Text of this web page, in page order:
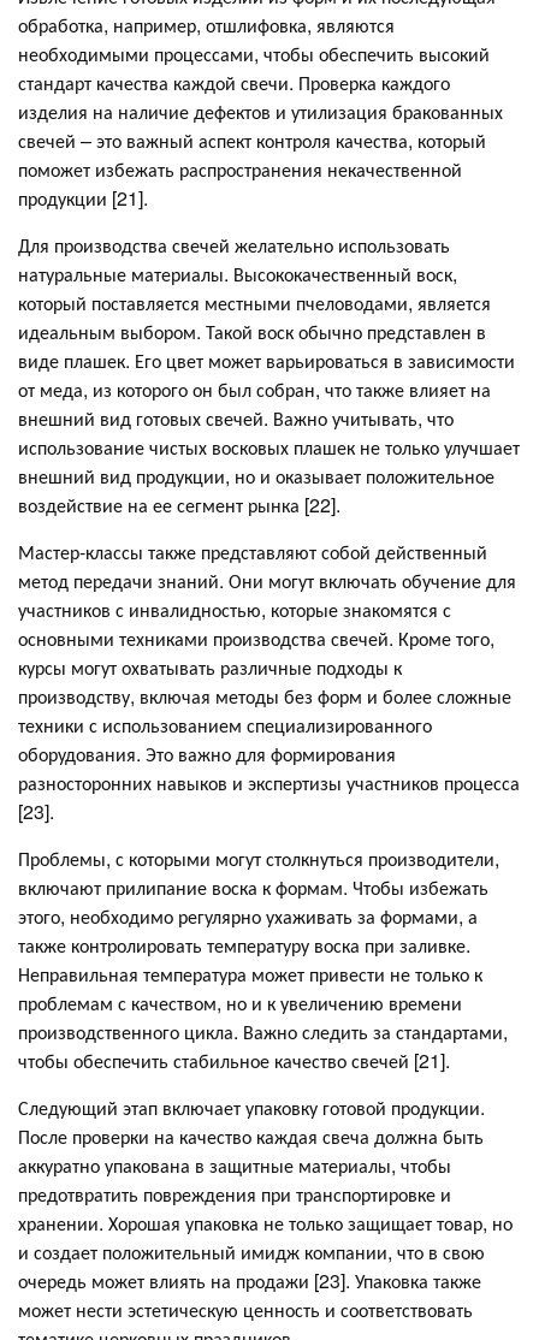
обработка, например, отшлифовка, являются
необходимыми процессами, чтобы обеспечить высокий
стандарт качества каждой свечи. Проверка каждого
изделия на наличие дефектов и утилизация бракованных
свечей – это важный аспект контроля качества, который
поможет избежать распространения некачественной
продукции [21].
Для производства свечей желательно использовать
натуральные материалы. Высококачественный воск,
который поставляется местными пчеловодами, является
идеальным выбором. Такой воск обычно представлен в
виде плашек. Его цвет может варьироваться в зависимости
от меда, из которого он был собран, что также влияет на
внешний вид готовых свечей. Важно учитывать, что
использование чистых восковых плашек не только улучшает
внешний вид продукции, но и оказывает положительное
воздействие на ее сегмент рынка [22].
Мастер-классы также представляют собой действенный
метод передачи знаний. Они могут включать обучение для
участников с инвалидностью, которые знакомятся с
основными техниками производства свечей. Кроме того,
курсы могут охватывать различные подходы к
производству, включая методы без форм и более сложные
техники с использованием специализированного
оборудования. Это важно для формирования
разносторонних навыков и экспертизы участников процесса
[23].
Проблемы, с которыми могут столкнуться производители,
включают прилипание воска к формам. Чтобы избежать
этого, необходимо регулярно ухаживать за формами, а
также контролировать температуру воска при заливке.
Неправильная температура может привести не только к
проблемам с качеством, но и к увеличению времени
производственного цикла. Важно следить за стандартами,
чтобы обеспечить стабильное качество свечей [21].
Следующий этап включает упаковку готовой продукции.
После проверки на качество каждая свеча должна быть
аккуратно упакована в защитные материалы, чтобы
предотвратить повреждения при транспортировке и
хранении. Хорошая упаковка не только защищает товар, но
и создает положительный имидж компании, что в свою
очередь может влиять на продажи [23]. Упаковка также
может нести эстетическую ценность и соответствовать